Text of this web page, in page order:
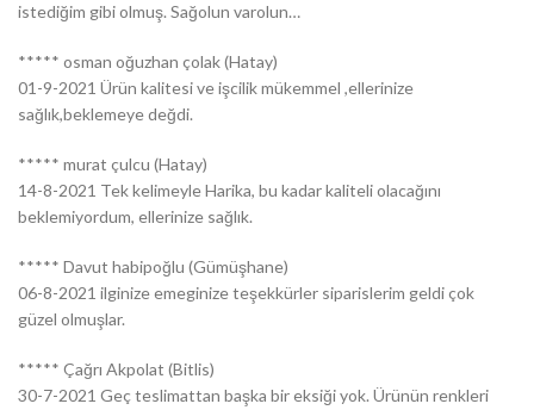
istediğim gibi olmuş. Sağolun varolun…
***** osman oğuzhan çolak (Hatay)
01-9-2021 Ürün kalitesi ve işcilik mükemmel ,ellerinize
sağlık,beklemeye değdi.
***** murat çulcu (Hatay)
14-8-2021 Tek kelimeyle Harika, bu kadar kaliteli olacağını
beklemiyordum, ellerinize sağlık.
***** Davut habipoğlu (Gümüşhane)
06-8-2021 ilginize emeginize teşekkürler siparislerim geldi çok
güzel olmuşlar.
***** Çağrı Akpolat (Bitlis)
30-7-2021 Geç teslimattan başka bir eksiği yok. Ürünün renkleri